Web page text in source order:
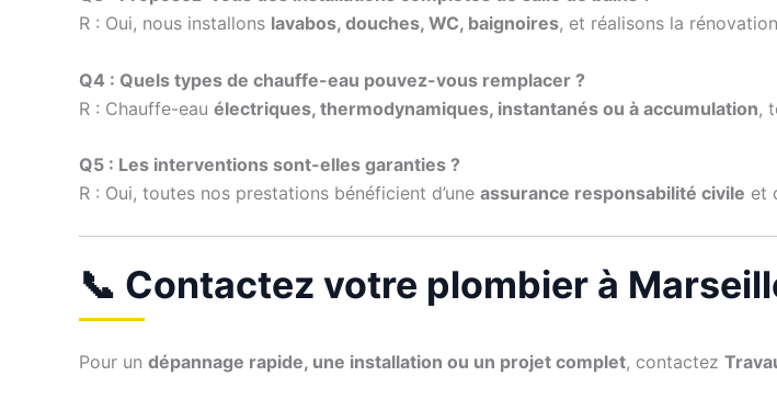
R : Oui, nous installons lavabos, douches, WC, baignoires, et réalisons la
Q4 : Quels types de chauffe-eau pouvez-vous remplacer ?
R : Chauffe-eau électriques, thermodynamiques, instantanés ou à accumulation,
Q5 : Les interventions sont-elles garanties ?
R : Oui, toutes nos prestations bénéficient d’une assurance responsabilité civile et
📞 Contactez votre plombier à
Pour un dépannage rapide, une installation ou un projet complet, contactez